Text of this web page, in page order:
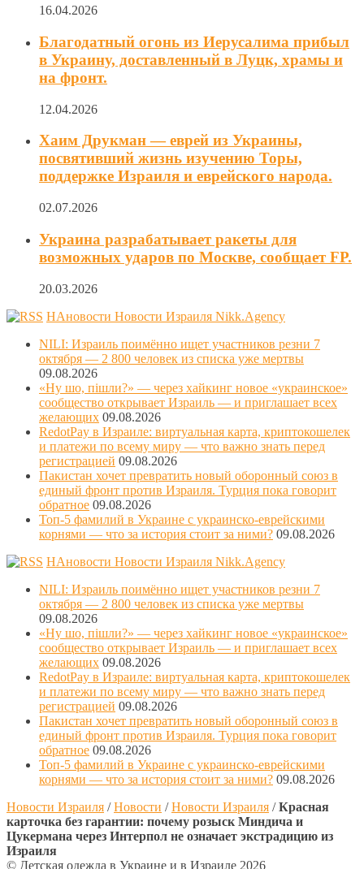
16.04.2026
Благодатный огонь из Иерусалима прибыл
в Украину, доставленный в Луцк, храмы и
на фронт.
12.04.2026
Хаим Друкман — еврей из Украины,
посвятивший жизнь изучению Торы,
поддержке Израиля и еврейского народа.
02.07.2026
Украина разрабатывает ракеты для
возможных ударов по Москве, сообщает FP.
20.03.2026
НАновости Новости Израиля Nikk.Agency
NILI: Израиль поимённо ищет участников резни 7
октября — 2 800 человек из списка уже мертвы
09.08.2026
«Ну шо, пішли?» — через хайкинг новое «украинское»
сообщество открывает Израиль — и приглашает всех
желающих 09.08.2026
RedotPay в Израиле: виртуальная карта, криптокошелек
и платежи по всему миру — что важно знать перед
регистрацией 09.08.2026
Пакистан хочет превратить новый оборонный союз в
единый фронт против Израиля. Турция пока говорит
обратное 09.08.2026
Топ-5 фамилий в Украине с украинско-еврейскими
корнями — что за история стоит за ними? 09.08.2026
НАновости Новости Израиля Nikk.Agency
NILI: Израиль поимённо ищет участников резни 7
октября — 2 800 человек из списка уже мертвы
09.08.2026
«Ну шо, пішли?» — через хайкинг новое «украинское»
сообщество открывает Израиль — и приглашает всех
желающих 09.08.2026
RedotPay в Израиле: виртуальная карта, криптокошелек
и платежи по всему миру — что важно знать перед
регистрацией 09.08.2026
Пакистан хочет превратить новый оборонный союз в
единый фронт против Израиля. Турция пока говорит
обратное 09.08.2026
Топ-5 фамилий в Украине с украинско-еврейскими
корнями — что за история стоит за ними? 09.08.2026
Новости Израиля /Новости /Новости Израиля /Красная
карточка без гарантии: почему розыск Миндича и
Цукермана через Интерпол не означает экстрадицию из
Израиля
© Детская одежда в Украине и в Израиле 2026